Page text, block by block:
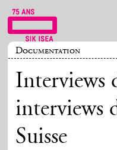
Documentation
Interviews
interviews
Suisse